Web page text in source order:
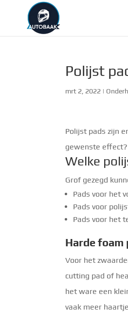
Polijst
mrt 2, 2022 |
Polijst pads zijn
gewenste
Welke
Grof gezegd
Pads voor het
Pads voor
Pads voor het
Harde
Voor het
cutting pad of
het ware een
vaak meer